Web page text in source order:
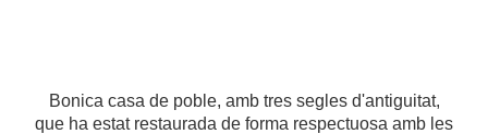
Bonica casa de poble, amb tres segles d'antiguitat,
que ha estat restaurada de forma respectuosa amb les